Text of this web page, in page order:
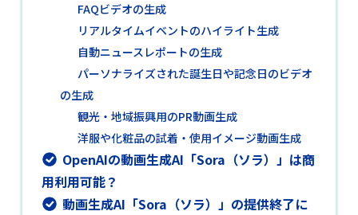
FAQビデオの生成
リアルタイムイベントのハイライト生成
自動ニュースレポートの生成
パーソナライズされた誕生日や記念日のビデオ
の生成
観光・地域振興用のPR動画生成
洋服や化粧品の試着・使用イメージ動画生成
OpenAIの動画生成AI「Sora（ソラ）」は商
用利用可能？
動画生成AI「Sora（ソラ）」の提供終了に